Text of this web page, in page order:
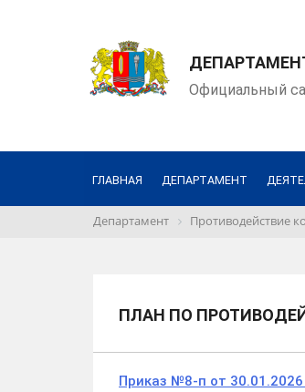
Официальный
ГЛАВНАЯ ДЕПАРТАМЕНТ
Департамент Противодействие
ПЛАН ПО
Приказ №8-п от